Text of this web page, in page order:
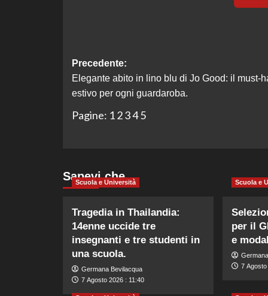
Navigazione
articolo
Precedente:
Elegante abito in lino blu di Jo Good: il must-
estivo per ogni guardaroba.
Pagine: 1 2 34 5
Sapevi che…
Scuola e Università
Tragedia in Thailandia:
14enne uccide tre
insegnanti e tre studenti in
una scuola.
Germana Bevilacqua
7 Agosto 2026 : 11:40
Scuola e
per il
e
7